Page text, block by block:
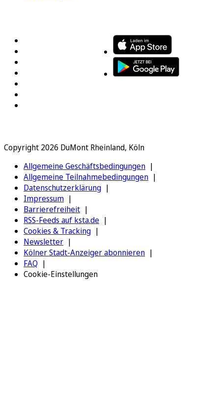
Copyright 2026 DuMont Rheinland, Köln
Allgemeine Geschäftsbedingungen
Allgemeine Teilnahmebedingungen
Datenschutzerklärung
Impressum
Barrierefreiheit
RSS-Feeds auf ksta.de
Cookies & Tracking
Newsletter
Kölner Stadt-Anzeiger abonnieren
FAQ
Cookie-Einstellungen